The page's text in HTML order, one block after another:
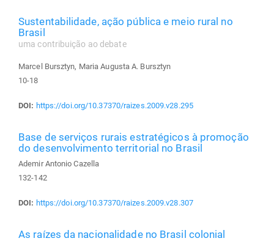
Sustentabilidade, ação pública e meio rural no
Brasil
uma contribuição ao debate
Marcel Bursztyn, Maria Augusta A. Bursztyn
10-18
DOI: https://doi.org/10.37370/raizes.2009.v28.295
Base de serviços rurais estratégicos à promoção
do desenvolvimento territorial no Brasil
Ademir Antonio Cazella
132-142
DOI: https://doi.org/10.37370/raizes.2009.v28.307
As raízes da nacionalidade no Brasil colonial